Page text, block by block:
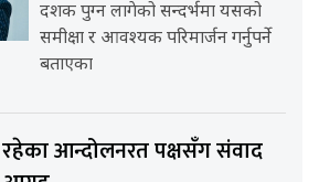
दशक पुग्न लागेको सन्दर्भमा यसको
समीक्षा र आवश्यक परिमार्जन गर्नुपर्ने
बताएका
आन्दोलनरत पक्षसँग संवाद